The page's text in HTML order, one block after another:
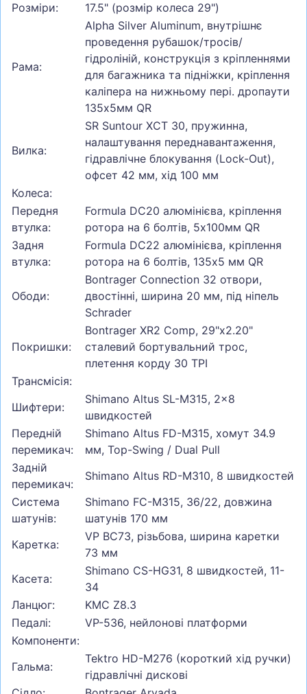
Розміри: 17.5" (розмір колеса 29")
Рама:
Alpha Silver Aluminum, внутрішнє
проведення рубашок/тросів/
гідроліній, конструкція з кріпленнями
для багажника та підніжки, кріплення
каліпера на нижньому пері. дропаути
135x5мм QR
Вилка:
SR Suntour XCT 30, пружинна,
налаштування переднавантаження,
гідравлічне блокування (Lock-Out),
офсет 42 мм, хід 100 мм
Колеса:
Передня
втулка:
Formula DC20 алюмінієва, кріплення
ротора на 6 болтів, 5x100мм QR
Задня
втулка:
Formula DC22 алюмінієва, кріплення
ротора на 6 болтів, 135x5 мм QR
Ободи:
Bontrager Connection 32 отвори,
двостінні, ширина 20 мм, під ніпель
Schrader
Покришки:
Bontrager XR2 Comp, 29"x2.20"
сталевий бортувальний трос,
плетення корду 30 TPI
Трансмісія:
Шифтери:
Shimano Altus SL-M315, 2x8
швидкостей
Передній
перемикач:
Shimano Altus FD-M315, хомут 34.9
мм, Top-Swing / Dual Pull
Задній
перемикач:
Shimano Altus RD-M310, 8 швидкостей
Система
шатунів:
Shimano FC-M315, 36/22, довжина
шатунів 170 мм
Каретка:
VP BC73, різьбова, ширина каретки
73 мм
Касета:
Shimano CS-HG31, 8 швидкостей, 11-
34
Ланцюг:
KMC Z8.3
Педалі:
VP-536, нейлонові платформи
Компоненти:
Гальма:
Tektro HD-M276 (короткий хід ручки)
гідравлічні дискові